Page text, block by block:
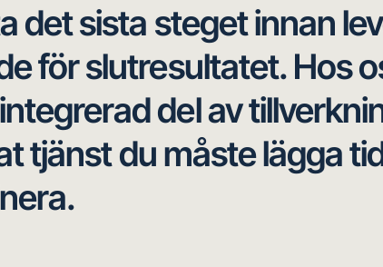
det sista steget innan
för slutresultatet. Hos
del av
tjänst du måste lägga